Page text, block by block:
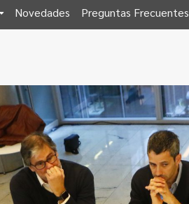
Novedades Preguntas Frecuentes